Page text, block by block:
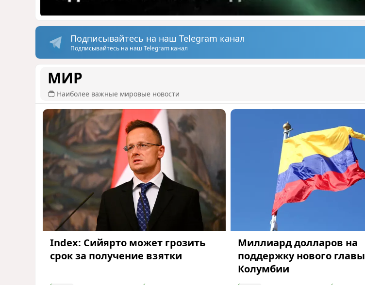
Подписывайтесь на наш Telegram канал
Подписывайтесь на наш Telegram канал
МИР
Наиболее важные мировые новости
Index: Сийярто может грозить
срок за получение взятки
Миллиард долларов на
поддержку нового главы
Колумбии